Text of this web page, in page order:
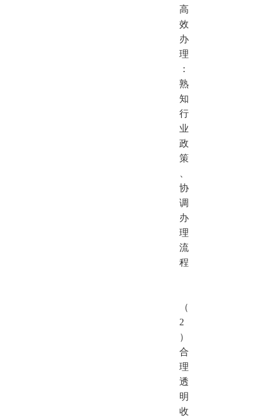
高
效
办
理
：
熟
知
行
业
政
策
协
调
办
理
流
程
（
2
）
合
理
透
明
收